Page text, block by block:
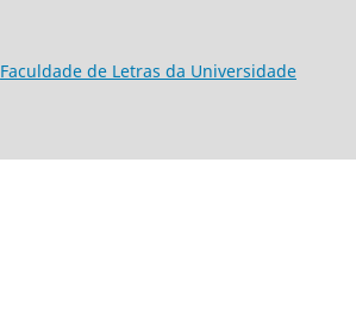
Faculdade de Letras da Universidade